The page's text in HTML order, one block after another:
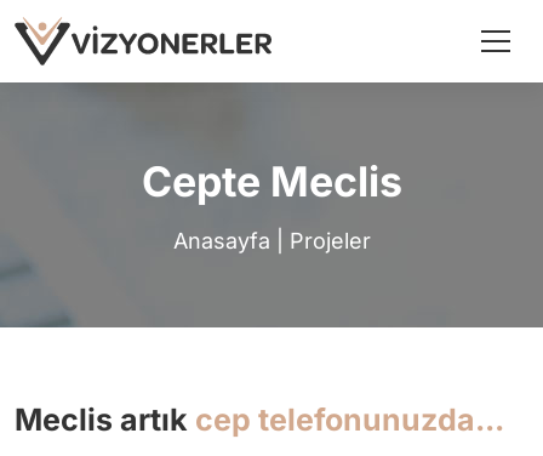
Cepte Meclis
Anasayfa Projeler
Meclis artık cep telefonunuzda...